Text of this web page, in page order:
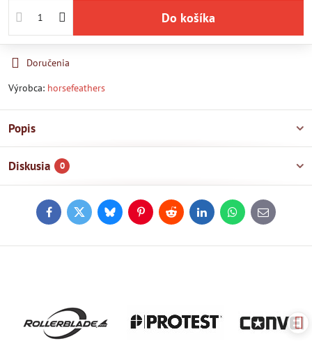
Do košíka
Doručenia
Výrobca: horsefeathers
Popis
Diskusia 0
FacebookTwitterBlueskyPinterestReddit LinkedInWhatsApp
E-
mail